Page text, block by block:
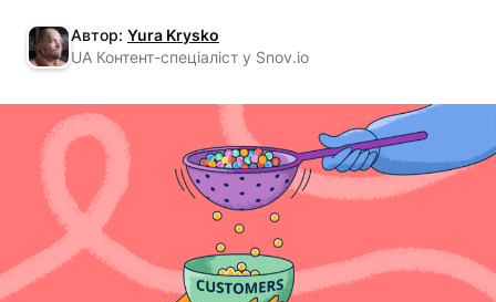
Автор: Yura Krysko
UA Контент-спеціаліст у Snov.io